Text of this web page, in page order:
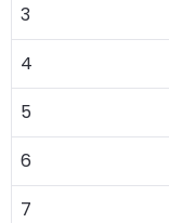
3
4
5
6
7